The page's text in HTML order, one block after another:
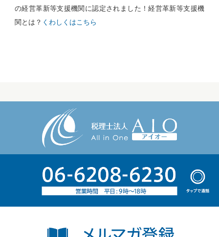
の経営革新等支援機関に認定されました！経営革新等支援機
関とは？ くわしくはこちら